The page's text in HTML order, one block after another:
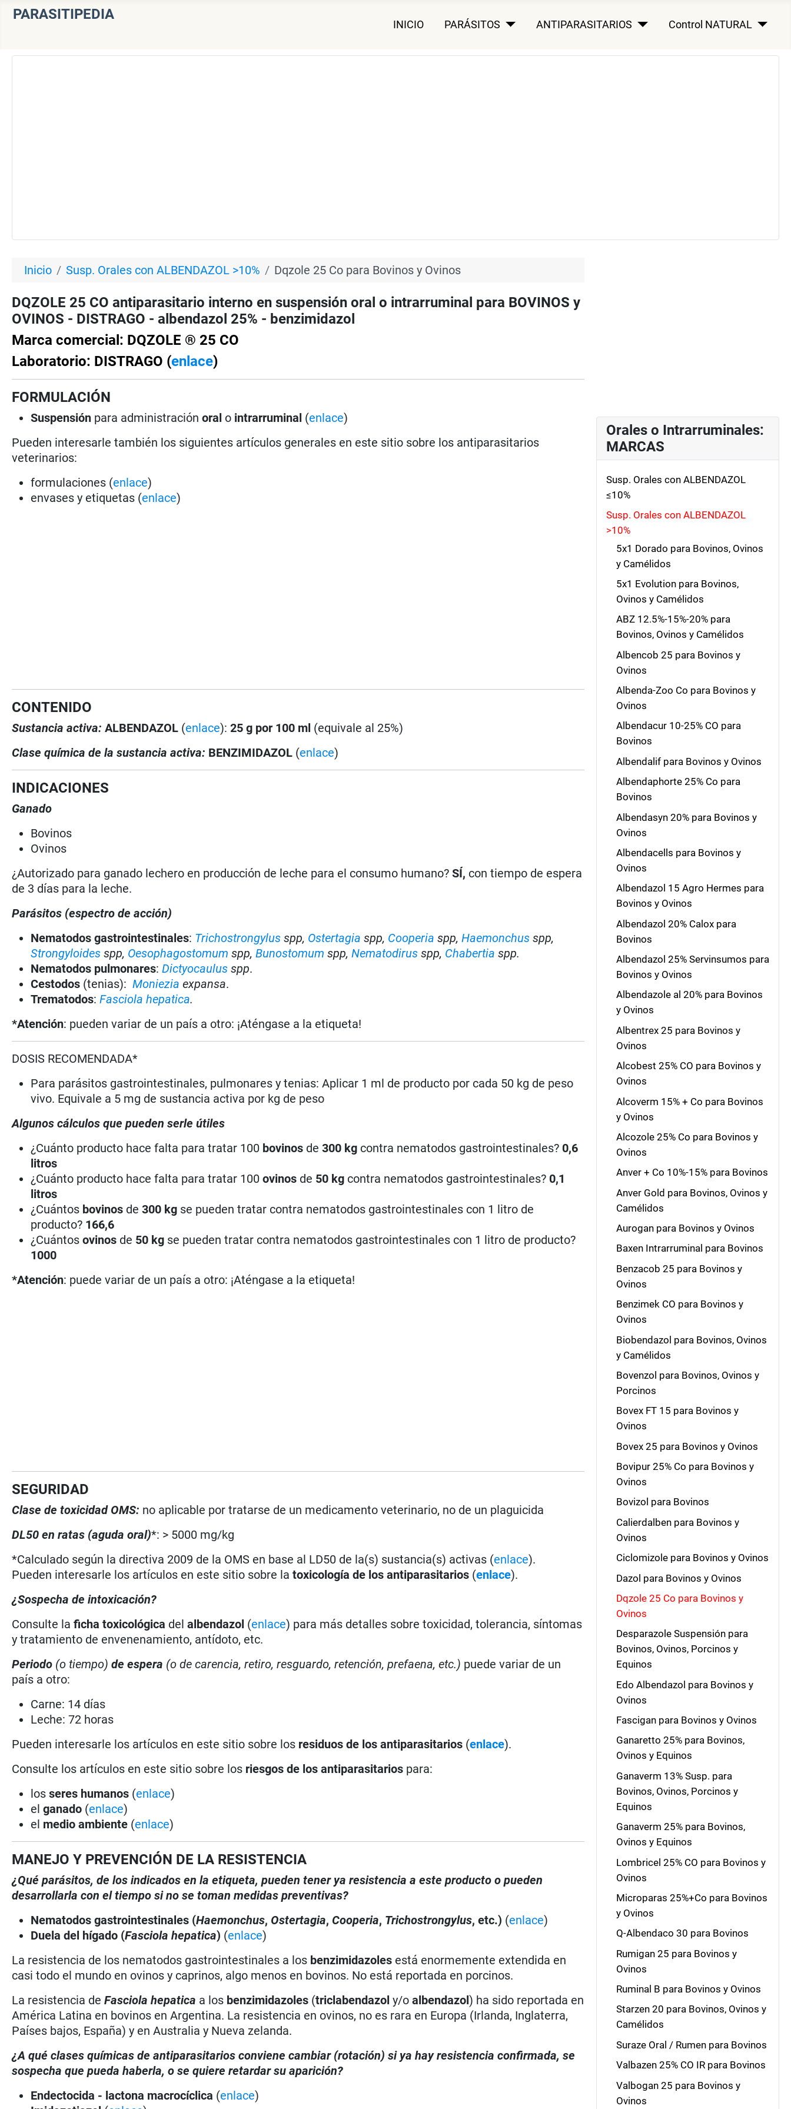
PARASITIPEDIA
INICIO PARÁSITOS ANTIPARASITARIOS Control NATURAL
Inicio Susp. Orales con ALBENDAZOL >10% Dqzole 25 Co para Bovinos y Ovinos
DQZOLE 25 CO antiparasitario interno en suspensión oral o intrarruminal para BOVINOS y
OVINOS - DISTRAGO - albendazol 25% - benzimidazol
Marca comercial: DQZOLE ® 25 CO
Laboratorio: DISTRAGO (enlace)
FORMULACIÓN
Suspensión para administraciónoral o intrarruminal (enlace)
Pueden interesarle también los siguientes artículos generales en este sitio sobre los antiparasitarios
veterinarios:
formulaciones (enlace)
envases y etiquetas (enlace)
CONTENIDO
Sustancia activa: ALBENDAZOL (enlace): 25 g por 100 ml (equivale al 25%)
Clase química de la sustancia activa: BENZIMIDAZOL (enlace)
INDICACIONES
Ganado
Bovinos
Ovinos
¿Autorizado para ganado lechero en producción de leche para el consumo humano?SÍ, con tiempo de espera
de 3 días para la leche.
Parásitos (espectro de acción)
Nematodos gastrointestinales: Trichostrongylus spp, Ostertagia spp, Cooperia spp,Haemonchus spp,
Strongyloides spp, Oesophagostomum spp,Bunostomum spp,Nematodirus spp, Chabertia spp.
Nematodos pulmonares:Dictyocaulus spp.
Cestodos (tenias): Monieziaexpansa.
Trematodos:Fasciola hepatica.
*Atención: pueden variar de un país a otro: ¡Aténgase a la etiqueta!
DOSIS RECOMENDADA*
Para parásitos gastrointestinales, pulmonares y tenias: Aplicar 1 ml de producto por cada 50 kg de peso
vivo. Equivale a 5 mg de sustancia activa por kg de peso
Algunos cálculos que pueden serle útiles
¿Cuánto producto hace falta para tratar 100 bovinos de300 kg contra nematodos gastrointestinales? 0,6
litros
¿Cuánto producto hace falta para tratar 100ovinos de 50 kg contra nematodos gastrointestinales? 0,1
litros
¿Cuántos bovinos de300 kg se pueden tratar contra nematodos gastrointestinales con 1 litro de
producto? 166,6
¿Cuántosovinos de 50 kg se pueden tratar contra nematodos gastrointestinales con 1 litro de producto?
1000
*Atención: puede variar de un país a otro: ¡Aténgase a la etiqueta!
SEGURIDAD
Clase de toxicidad OMS: no aplicable por tratarse de un medicamento veterinario, no de un plaguicida
DL50 en ratas (aguda oral)*: > 5000 mg/kg
*Calculado según la directiva 2009 de la OMS en base al LD50 de la(s) sustancia(s) activas (enlace).
Pueden interesarle los artículos en este sitio sobre la toxicología de los antiparasitarios (enlace).
¿Sospecha de intoxicación?
Consulte laficha toxicológica delalbendazol (enlace) para más detalles sobre toxicidad, tolerancia, síntomas
y tratamiento de envenenamiento, antídoto, etc.
Periodo (o tiempo) de espera (o de carencia, retiro, resguardo, retención, prefaena, etc.) puede variar de un
país a otro:
Carne: 14 días
Leche: 72 horas
Pueden interesarle los artículos en este sitio sobre los residuos de los antiparasitarios (enlace).
Consulte los artículos en este sitio sobre los riesgos de los antiparasitarios para:
losseres humanos (enlace)
elganado (enlace)
el medio ambiente (enlace)
MANEJO Y PREVENCIÓN DE LA RESISTENCIA
¿Qué parásitos, de los indicados en la etiqueta, pueden tener ya resistencia a este producto o pueden
desarrollarla con el tiempo si no se toman medidas preventivas?
Nematodos gastrointestinales (Haemonchus, Ostertagia, Cooperia, Trichostrongylus, etc.) (enlace)
Duela del hígado (Fasciola hepatica) (enlace)
La resistencia de los nematodos gastrointestinales a los benzimidazoles está enormemente extendida en
casi todo el mundo en ovinos y caprinos, algo menos en bovinos. No está reportada en porcinos.
La resistencia deFasciola hepatica a los benzimidazoles (triclabendazol y/oalbendazol) ha sido reportada en
América Latina en bovinos en Argentina. La resistencia en ovinos, no es rara en Europa (Irlanda, Inglaterra,
Países bajos, España) y en Australia y Nueva zelanda.
¿A qué clases químicas de antiparasitarios conviene cambiar (rotación) si ya hay resistencia confirmada, se
sospecha que pueda haberla, o se quiere retardar su aparición?
Endectocida - lactona macrocíclica (enlace)
Orales o Intrarruminales:
MARCAS
Susp. Orales con ALBENDAZOL
≤10%
Susp. Orales con ALBENDAZOL
>10%
5x1 Dorado para Bovinos, Ovinos
y Camélidos
5x1 Evolution para Bovinos,
Ovinos y Camélidos
ABZ 12.5%-15%-20% para
Bovinos, Ovinos y Camélidos
Albencob 25 para Bovinos y
Ovinos
Albenda-Zoo Co para Bovinos y
Ovinos
Albendacur 10-25% CO para
Bovinos
Albendalif para Bovinos y Ovinos
Albendaphorte 25% Co para
Bovinos
Albendasyn 20% para Bovinos y
Ovinos
Albendacells para Bovinos y
Ovinos
Albendazol 15 Agro Hermes para
Bovinos y Ovinos
Albendazol 20% Calox para
Bovinos
Albendazol 25% Servinsumos para
Bovinos y Ovinos
Albendazole al 20% para Bovinos
y Ovinos
Albentrex 25 para Bovinos y
Ovinos
Alcobest 25% CO para Bovinos y
Ovinos
Alcoverm 15% + Co para Bovinos
y Ovinos
Alcozole 25% Co para Bovinos y
Ovinos
Anver + Co 10%-15% para Bovinos
Anver Gold para Bovinos, Ovinos y
Camélidos
Aurogan para Bovinos y Ovinos
Baxen Intrarruminal para Bovinos
Benzacob 25 para Bovinos y
Ovinos
Benzimek CO para Bovinos y
Ovinos
Biobendazol para Bovinos, Ovinos
y Camélidos
Bovenzol para Bovinos, Ovinos y
Porcinos
Bovex FT 15 para Bovinos y
Ovinos
Bovex 25 para Bovinos y Ovinos
Bovipur 25% Co para Bovinos y
Ovinos
Bovizol para Bovinos
Calierdalben para Bovinos y
Ovinos
Ciclomizole para Bovinos y Ovinos
Dazol para Bovinos y Ovinos
Dqzole 25 Co para Bovinos y
Ovinos
Desparazole Suspensión para
Bovinos, Ovinos, Porcinos y
Equinos
Edo Albendazol para Bovinos y
Ovinos
Fascigan para Bovinos y Ovinos
Ganaretto 25% para Bovinos,
Ovinos y Equinos
Ganaverm 13% Susp. para
Bovinos, Ovinos, Porcinos y
Equinos
Ganaverm 25% para Bovinos,
Ovinos y Equinos
Lombricel 25% CO para Bovinos y
Ovinos
Microparas 25%+Co para Bovinos
y Ovinos
Q-Albendaco 30 para Bovinos
Rumigan 25 para Bovinos y
Ovinos
Ruminal B para Bovinos y Ovinos
Starzen 20 para Bovinos, Ovinos y
Camélidos
Suraze Oral / Rumen para Bovinos
Valbazen 25% CO IR para Bovinos
Valbogan 25 para Bovinos y
Ovinos